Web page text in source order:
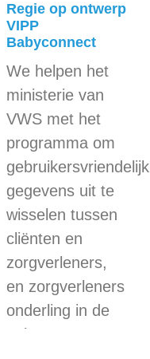
Regie op ontwerp
VIPP
Babyconnect
We helpen het
ministerie van
VWS met het
programma om
gebruikersvriendelijk
gegevens uit te
wisselen tussen
cliënten en
zorgverleners,
en zorgverleners
onderling in de
geboortezorg